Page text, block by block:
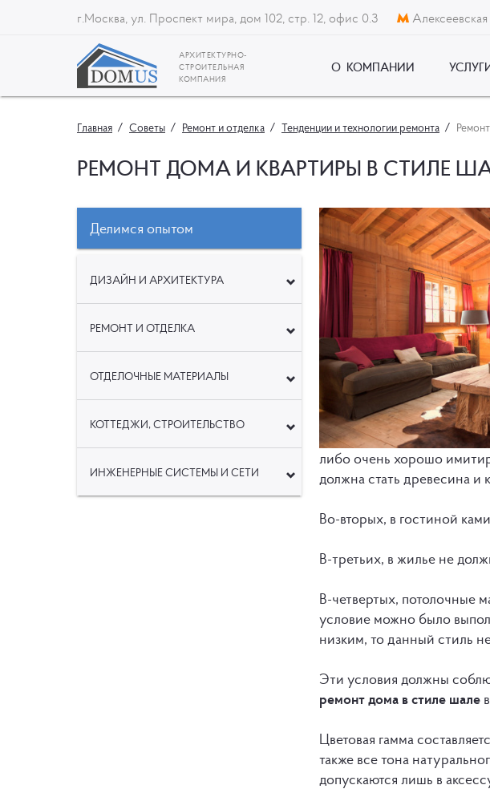
г.Москва, ул. Проспект мира, дом 102, стр. 12, офис 0.3 Алексеевская
АРХИТЕКТУРНО-
СТРОИТЕЛЬНАЯ
КОМПАНИЯ
О КОМПАНИИ
Главная Советы Ремонт и отделка Тенденции и технологии ремонта
РЕМОНТ ДОМА И КВАРТИРЫ В СТИЛЕ
Делимся опытом
ДИЗАЙН И АРХИТЕКТУРА
РЕМОНТ И ОТДЕЛКА
ОТДЕЛОЧНЫЕ МАТЕРИАЛЫ
КОТТЕДЖИ, СТРОИТЕЛЬСТВО
ИНЖЕНЕРНЫЕ СИСТЕМЫ И СЕТИ
либо очень хорошо
должна стать древесина и
Во-вторых, в гостиной
В-третьих, в жилье не
В-четвертых, потолочные
условие можно было
низким, то данный стиль
Эти условия должны
ремонт дома в стиле шале
Цветовая гамма
также все тона
допускаются лишь в